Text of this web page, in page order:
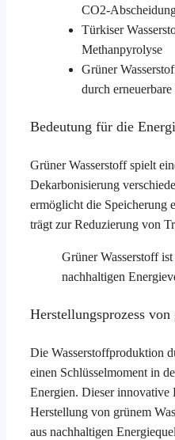
CO2-
Türkiser
Methanpyrolyse
Grüner
durch
Bedeutung für die
Grüner Wasserstoff spielt
Dekarbonisierung
ermöglicht die Speicherung
trägt zur Reduzierung von
Grüner Wasserstoff
nachhaltigen
Herstellungsprozess
Die Wasserstoffproduktion
einen Schlüsselmoment in
Energien. Dieser innovative
Herstellung von grünem
aus nachhaltigen